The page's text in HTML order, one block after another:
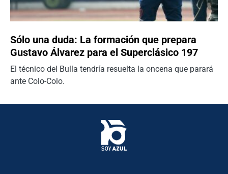
Sólo una duda: La formación que prepara
Gustavo Álvarez para el Superclásico 197
El técnico del Bulla tendría resuelta la oncena que parará
ante Colo-Colo.